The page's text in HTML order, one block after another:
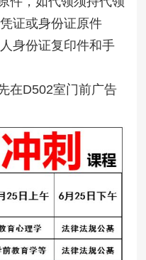
证或身份证原件
身份证复印件和手
D502室门前广告